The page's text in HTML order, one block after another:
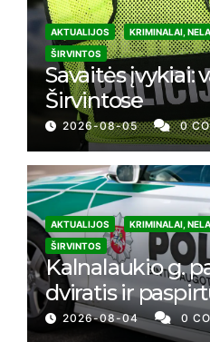
AKTUALIJOS KRIMINALAI,
ŠIRVINTOS
Savaitės įvykiai:
Širvintose
2026-08-05 0
AKTUALIJOS KRIMINALAI,
ŠIRVINTOS
Kalnalaukio g.
dviratis ir
2026-08-04 0